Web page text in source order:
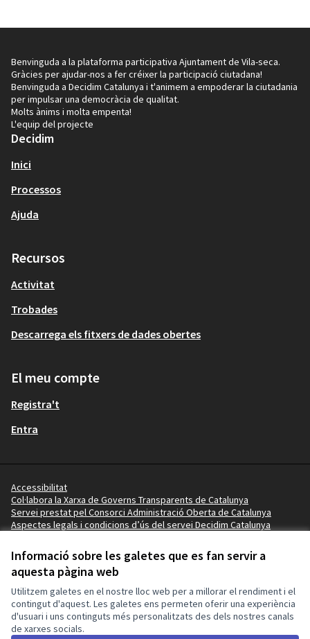
Informació sobre les galetes que es fan servir a
aquesta pàgina web
Utilitzem galetes en el nostre lloc web per a millorar el rendiment i el
contingut d'aquest. Les galetes ens permeten oferir una experiència
d'usuari i uns continguts més personalitzats des dels nostres canals
de xarxes socials.
Benvinguda a la plataforma participativa Ajuntament de Vila-seca.
Gràcies per ajudar-nos a fer créixer la participació ciutadana!
Benvinguda a Decidim Catalunya i t'animem a empoderar la ciutadania
per impulsar una democràcia de qualitat.
Molts ànims i molta empenta!
L'equip del projecte
Decidim
Inici
Processos
Ajuda
Recursos
Activitat
Trobades
Descarrega els fitxers de dades obertes
El meu compte
Registra't
Entra
Accessibilitat
Col·labora la Xarxa de Governs Transparents de Catalunya
Servei prestat pel Consorci Administració Oberta de Catalunya
Aspectes legals i condicions d’ús del servei Decidim Catalunya
Termes i condicions
Configuració de les galetes
Ajuntament de Vila-seca a X
(Enllaç extern)
Ajuntament de Vila-seca a Facebook
(Enllaç extern)
Ajuntament de Vila-seca a Instagram
(Enllaç extern)
Ajuntament de Vila-seca a YouTube
(Enllaç extern)
Ajuntament de Vila-seca a GitHub
(Enllaç extern)